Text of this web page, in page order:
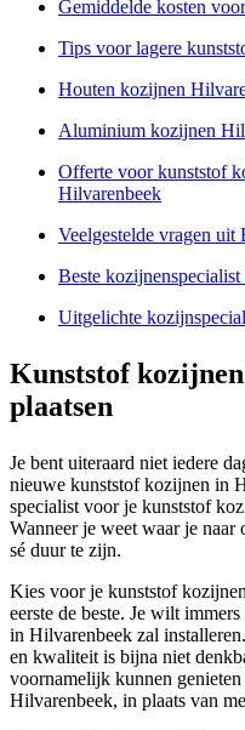
Gemiddelde kosten
Tips voor lagere
Houten kozijnen
Aluminium kozijnen
Offerte voor kunststof
Hilvarenbeek
Veelgestelde vragen uit
Beste
Uitgelichte
Kunststof
plaatsen
Je bent uiteraard niet iedere
nieuwe kunststof kozijnen in
specialist voor je kunststof
Wanneer je weet waar je naar
sé duur te zijn.
Kies voor je kunststof
eerste de beste. Je wilt
in Hilvarenbeek zal
en kwaliteit is bijna niet
voornamelijk kunnen
Hilvarenbeek, in plaats van